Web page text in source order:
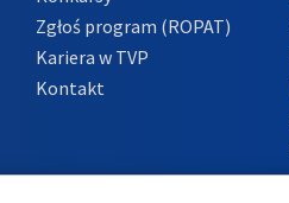
Zgłoś program (ROPAT)
Kariera w TVP
Kontakt